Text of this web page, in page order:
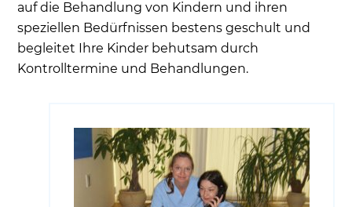
auf die Behandlung von Kindern und ihren
speziellen Bedürfnissen bestens geschult und
begleitet Ihre Kinder behutsam durch
Kontrolltermine und Behandlungen.